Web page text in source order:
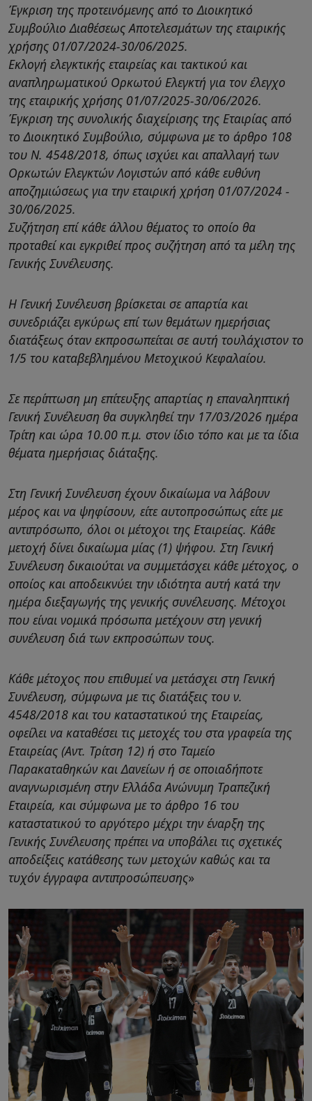
Έγκριση της προτεινόμενης από το Διοικητικό
Συμβούλιο Διαθέσεως Αποτελεσμάτων της εταιρικής
χρήσης 01/07/2024-30/06/2025.
Εκλογή ελεγκτικής εταιρείας και τακτικού και
αναπληρωματικού Ορκωτού Ελεγκτή για τον έλεγχο
της εταιρικής χρήσης 01/07/2025-30/06/2026.
Έγκριση της συνολικής διαχείρισης της Εταιρίας από
το Διοικητικό Συμβούλιο, σύμφωνα με το άρθρο 108
του Ν. 4548/2018, όπως ισχύει και απαλλαγή των
Ορκωτών Ελεγκτών Λογιστών από κάθε ευθύνη
αποζημιώσεως για την εταιρική χρήση 01/07/2024 -
30/06/2025.
Συζήτηση επί κάθε άλλου θέματος το οποίο θα
προταθεί και εγκριθεί προς συζήτηση από τα μέλη της
Γενικής Συνέλευσης.
Η Γενική Συνέλευση βρίσκεται σε απαρτία και
συνεδριάζει εγκύρως επί των θεμάτων ημερήσιας
διατάξεως όταν εκπροσωπείται σε αυτή τουλάχιστον το
1/5 του καταβεβλημένου Μετοχικού Κεφαλαίου.
Σε περίπτωση μη επίτευξης απαρτίας η επαναληπτική
Γενική Συνέλευση θα συγκληθεί την 17/03/2026 ημέρα
Τρίτη και ώρα 10.00 π.μ. στον ίδιο τόπο και με τα ίδια
θέματα ημερήσιας διάταξης.
Στη Γενική Συνέλευση έχουν δικαίωμα να λάβουν
μέρος και να ψηφίσουν, είτε αυτοπροσώπως είτε με
αντιπρόσωπο, όλοι οι μέτοχοι της Εταιρείας. Κάθε
μετοχή δίνει δικαίωμα μίας (1) ψήφου. Στη Γενική
Συνέλευση δικαιούται να συμμετάσχει κάθε μέτοχος, ο
οποίος και αποδεικνύει την ιδιότητα αυτή κατά την
ημέρα διεξαγωγής της γενικής συνέλευσης. Μέτοχοι
που είναι νομικά πρόσωπα μετέχουν στη γενική
συνέλευση διά των εκπροσώπων τους.
Κάθε μέτοχος που επιθυμεί να μετάσχει στη Γενική
Συνέλευση, σύμφωνα με τις διατάξεις του ν.
4548/2018 και του καταστατικού της Εταιρείας,
οφείλει να καταθέσει τις μετοχές του στα γραφεία της
Εταιρείας (Αντ. Τρίτση 12) ή στο Ταμείο
Παρακαταθηκών και Δανείων ή σε οποιαδήποτε
αναγνωρισμένη στην Ελλάδα Ανώνυμη Τραπεζική
Εταιρεία, και σύμφωνα με το άρθρο 16 του
καταστατικού το αργότερο μέχρι την έναρξη της
Γενικής Συνέλευσης πρέπει να υποβάλει τις σχετικές
αποδείξεις κατάθεσης των μετοχών καθώς και τα
τυχόν έγγραφα αντιπροσώπευσης»